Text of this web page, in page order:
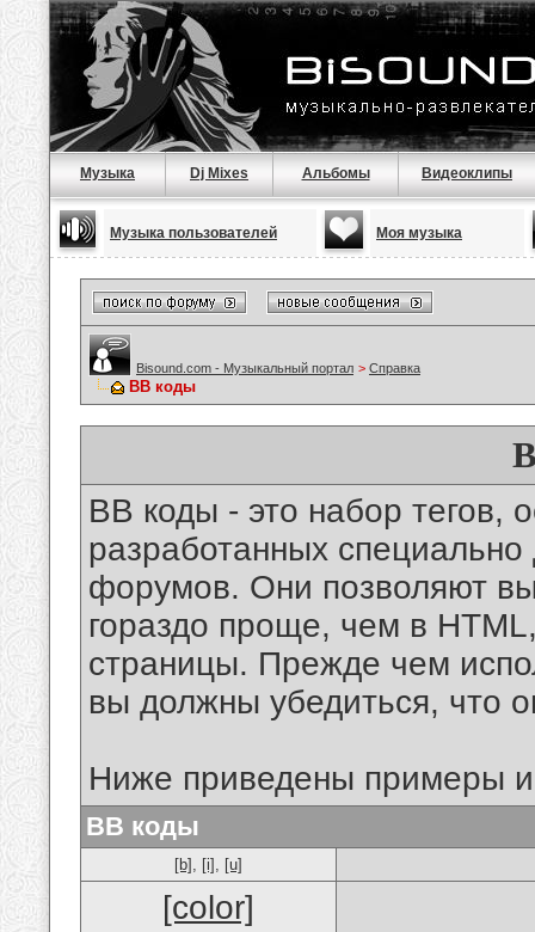
Музыка Dj Mixes Альбомы Видеоклипы
Музыка пользователей Моя музыка
Bisound.com - Музыкальный портал > Справка
BB коды
BB коды - это набор тегов,
разработанных
форумов. Они позволяют
гораздо проще, чем в
страницы. Прежде чем
вы должны убедиться, что
Ниже приведены примеры
BB коды
[b] , [i] , [u]
[color]